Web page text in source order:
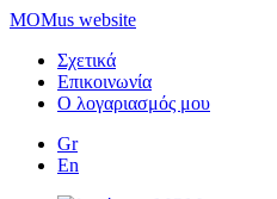
MOMus website
Σχετικά
Επικοινωνία
Ο λογαριασμός μου
Gr
En